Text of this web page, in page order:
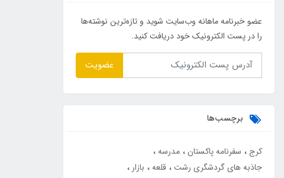
عضو خبرنامه ماهانه وب‌سایت شوید و تازه‌ترین نوشته‌ها
را در پست الکترونیک خود دریافت کنید.
عضویت
برچسب‌ها
کرج سفرنامه پاکستان مدرسه
جاذبه های گردشگری رشت قلعه بازار